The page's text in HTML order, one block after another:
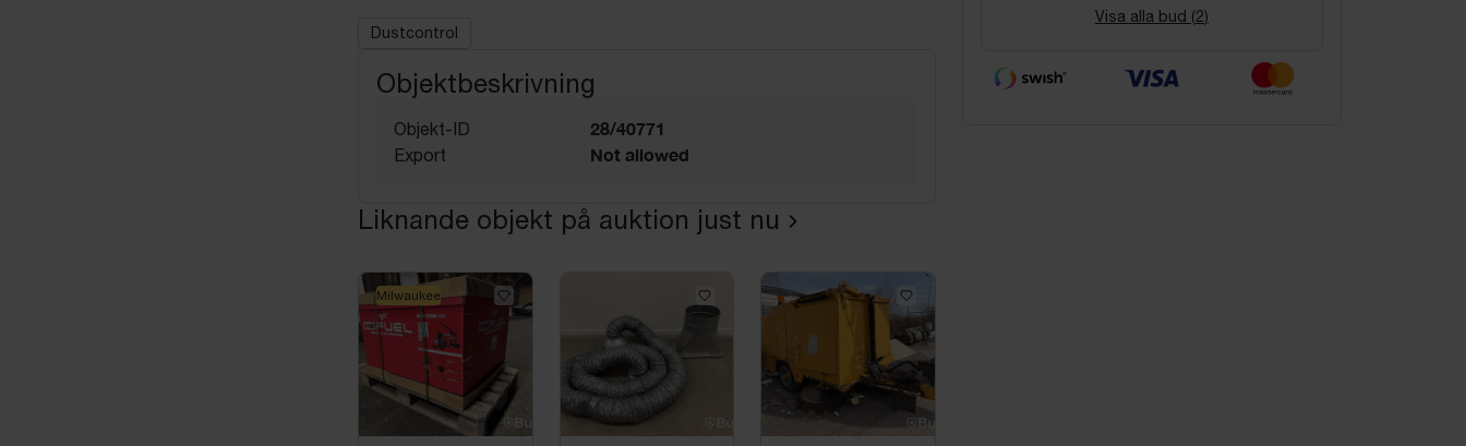
Dustcontrol
Objektbeskrivning
Objekt-ID 28/40771
Export Not allowed
Liknande objekt på auktion just nu
Milwaukee
Visa alla bud (2)